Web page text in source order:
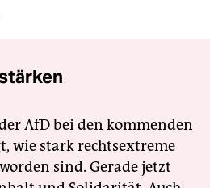
AfD bei den kommenden
wie stark rechtsextreme
sind. Gerade jetzt